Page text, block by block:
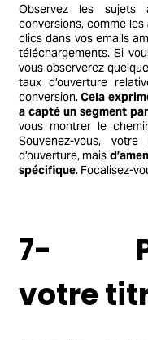
Observez les
conversions, comme les
clics dans vos emails
téléchargements. Si
vous observerez
taux d’ouverture
conversion.Cela
a capté un segment
vous montrer le
Souvenez-vous,
d’ouverture, mais
spécifique. Focalisez-
7-
votre